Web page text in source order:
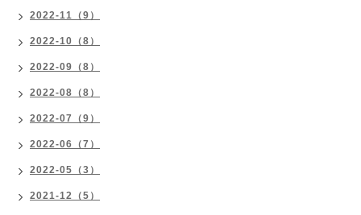
2022-11（9）
2022-10（8）
2022-09（8）
2022-08（8）
2022-07（9）
2022-06（7）
2022-05（3）
2021-12（5）